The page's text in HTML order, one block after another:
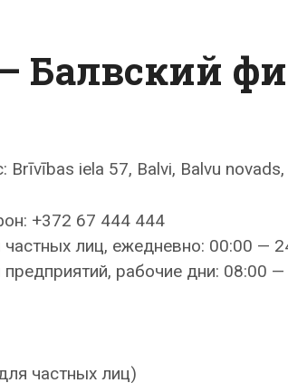
Балвский
Brīvības iela 57, Balvi, Balvu
+372 67 444 444
лиц, ежедневно: 00:00 —
рабочие дни: 08:00
частных лиц)